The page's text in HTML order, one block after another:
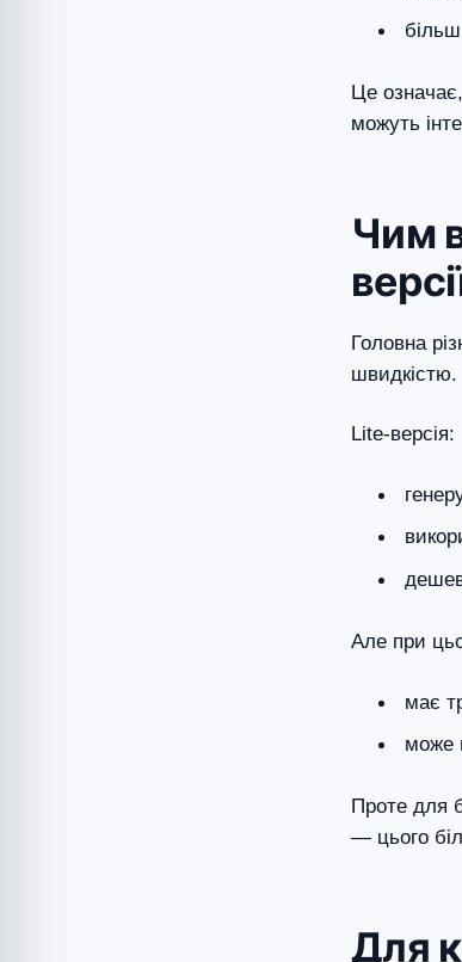
Це
можуть
Чим
Головна
швидкістю.
Lite-версія:
Але при
має
може
Проте для
— цього
Для